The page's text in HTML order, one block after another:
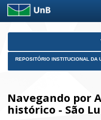
Skip
REPOSITÓRIO INSTITUCIONAL DA
Navegando por
histórico - São